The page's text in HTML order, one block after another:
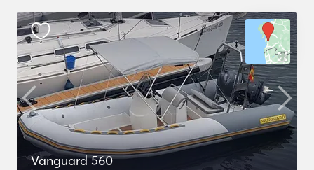
Vanguard 560